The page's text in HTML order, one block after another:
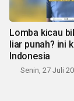
Lomba kicau
liar punah? ini
Indonesia
Senin, 27 Juli